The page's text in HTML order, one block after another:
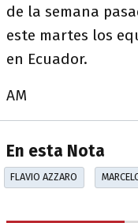
de la semana
este martes los
en Ecuador.
AM
En esta Nota
FLAVIO AZZARO